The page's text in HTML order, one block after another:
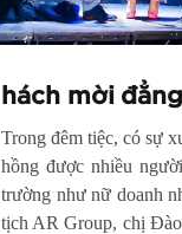
hách mời
Trong đêm tiệc, có sự
hồng được nhiều
trường như nữ doanh
tịch AR Group, chị